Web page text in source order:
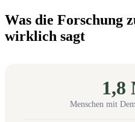
Was die Forschung
wirklich sagt
1,8
Menschen mit